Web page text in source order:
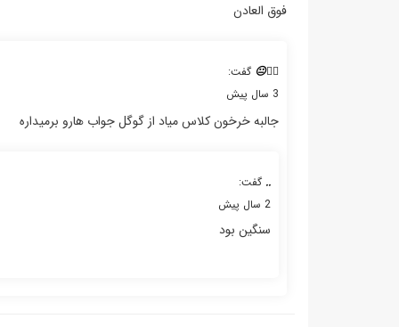
فوق العادن
✌🏻😐 گفت:
3 سال پیش
جالبه خرخون کلاس میاد از گوگل جواب هارو برمیداره
.. گفت:
2 سال پیش
سنگین بود